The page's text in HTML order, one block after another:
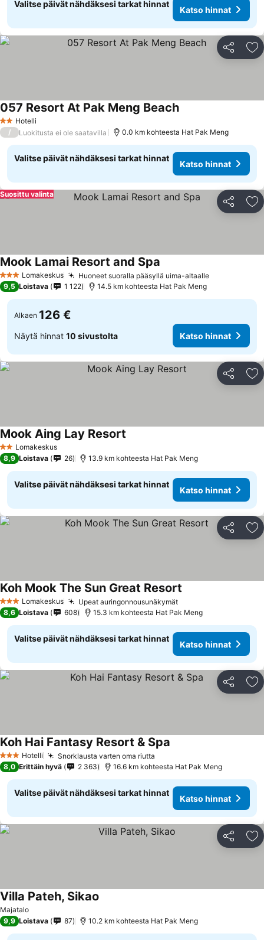
Valitse päivät nähdäksesi tarkat hinnat
Katso hinnat
Jaa
2 Tähtiluokitus
Hotelli
057 Resort At Pak Meng Beach
/ Luokitusta ei ole saatavilla 0.0 km kohteesta Hat Pak Meng
Valitse päivät nähdäksesi tarkat hinnat
Katso hinnat
Jaa
Suosittu valinta
3 Tähtiluokitus
Lomakeskus Huoneet suoralla pääsyllä uima-altaalle
Mook Lamai Resort and Spa
9,5 Loistava 1 122 14.5 km kohteesta Hat Pak Meng
Alkaen 126 €
Näytä hinnat 10 sivustolta Katso hinnat
Jaa
2 Tähtiluokitus
Lomakeskus
Mook Aing Lay Resort
8,9 Loistava 26 13.9 km kohteesta Hat Pak Meng
Valitse päivät nähdäksesi tarkat hinnat
Katso hinnat
Jaa
3 Tähtiluokitus
Lomakeskus Upeat auringonnousunäkymät
Koh Mook The Sun Great Resort
8,6 Loistava 608 15.3 km kohteesta Hat Pak Meng
Valitse päivät nähdäksesi tarkat hinnat
Katso hinnat
Jaa
3 Tähtiluokitus
Hotelli Snorklausta varten oma riutta
Koh Hai Fantasy Resort & Spa
8,0 Erittäin hyvä 2 363 16.6 km kohteesta Hat Pak Meng
Valitse päivät nähdäksesi tarkat hinnat
Katso hinnat
Jaa
Majatalo
Villa Pateh, Sikao
9,9 Loistava 87 10.2 km kohteesta Hat Pak Meng